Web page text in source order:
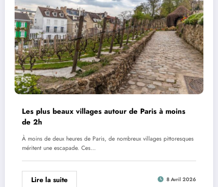
Les plus beaux villages autour de Paris à moins
de 2h
À moins de deux heures de Paris, de nombreux villages pittoresques
méritent une escapade. Ces…
Lire la suite 8 Avril 2026